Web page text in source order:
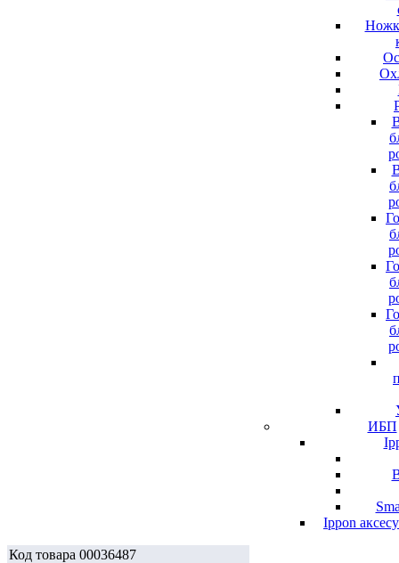
ИБП
Ippon
Код товара 00036487